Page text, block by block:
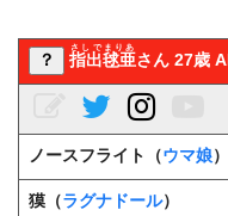
？ 指出毬亜
さしでまりあ
さん 27歳
ノースフライト（ウマ娘）
獏（ラグナドール）